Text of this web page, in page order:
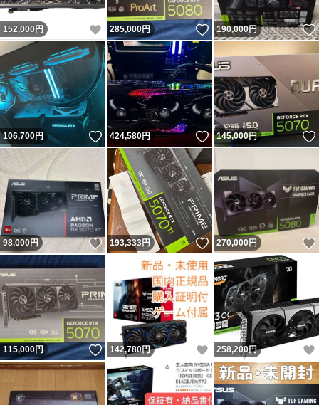
152,000 円 いいね！
285,000円 いいね！
190,000円
106,700円 いいね！
424,580円 いいね！
145,000円
98,000円 いいね！
193,333円 いいね！
270,000円
115,000円 いいね！
142,780円 いいね！
258,200円